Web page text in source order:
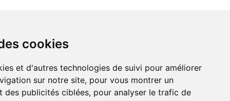
cookies
et d'autres technologies de suivi pour améliorer
sur notre site, pour vous montrer un
des publicités ciblées, pour analyser le trafic de